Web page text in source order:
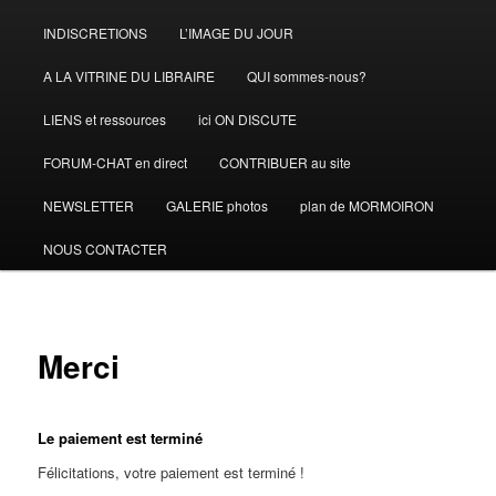
INDISCRETIONS L’IMAGE DU JOUR
A LA VITRINE DU LIBRAIRE QUI sommes-nous?
LIENS et ressources ici ON DISCUTE
FORUM-CHAT en direct CONTRIBUER au site
NEWSLETTER GALERIE photos plan de MORMOIRON
NOUS CONTACTER
Merci
Le paiement est terminé
Félicitations, votre paiement est terminé !